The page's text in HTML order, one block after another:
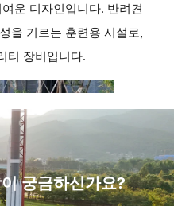
운 디자인입니다. 반려견
을 기르는 훈련용 시설로,
티 장비입니다.
궁금하신가요?